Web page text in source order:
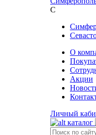
С
О
Акции
Личный
каталог